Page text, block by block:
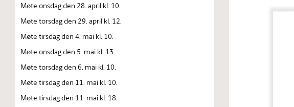
Møte onsdag den 28. april kl. 10.
Møte torsdag den 29. april kl. 12.
Møte tirsdag den 4. mai kl. 10.
Møte onsdag den 5. mai kl. 13.
Møte torsdag den 6. mai kl. 10.
Møte tirsdag den 11. mai kl. 10.
Møte tirsdag den 11. mai kl. 18.